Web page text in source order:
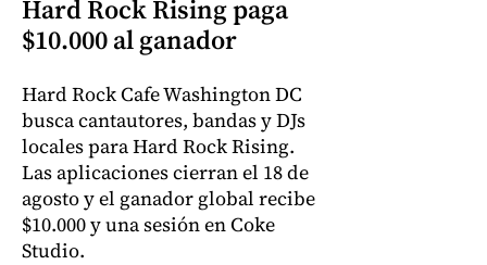
Hard Rock Rising paga
$10.000 al ganador
Hard Rock Cafe Washington DC
busca cantautores, bandas y DJs
locales para Hard Rock Rising.
Las aplicaciones cierran el 18 de
agosto y el ganador global recibe
$10.000 y una sesión en Coke
Studio.